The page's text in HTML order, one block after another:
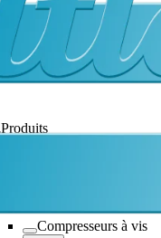
Produits
Compresseurs à vis